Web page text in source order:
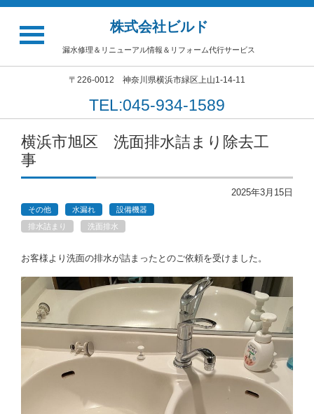
株式会社ビルド
漏水修理＆リニューアル情報＆リフォーム代行サービス
〒226-0012 神奈川県横浜市緑区上山1-14-11
TEL:045-934-1589
横浜市旭区 洗面排水詰まり除去工
事
2025年3月15日
その他 水漏れ
設備機器
排水詰まり
洗面排水
お客様より洗面の排水が詰まったとのご依頼を受けました。